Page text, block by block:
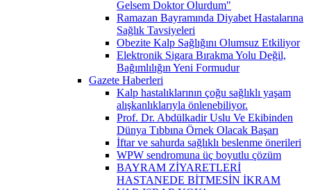
Gelsem Doktor Olurdum"
Ramazan Bayramında Diyabet Hastalarına
Sağlık Tavsiyeleri
Obezite Kalp Sağlığını Olumsuz Etkiliyor
Elektronik Sigara Bırakma Yolu Değil,
Bağımlılığın Yeni Formudur
Gazete Haberleri
Kalp hastalıklarının çoğu sağlıklı yaşam
alışkanlıklarıyla önlenebiliyor.
Prof. Dr. Abdülkadir Uslu Ve Ekibinden
Dünya Tıbbına Örnek Olacak Başarı
İftar ve sahurda sağlıklı beslenme önerileri
WPW sendromuna üç boyutlu çözüm
BAYRAM ZİYARETLERİ
HASTANEDE BİTMESİN İKRAM